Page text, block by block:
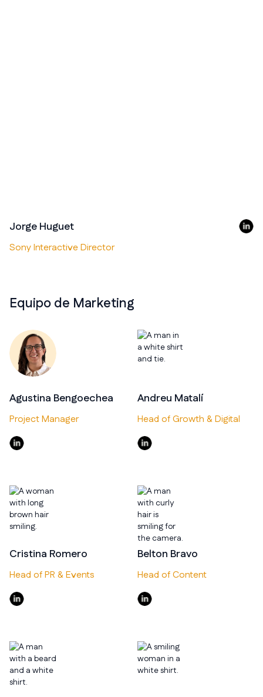
Jorge Huguet
Sony Interactive Director
Equipo de Marketing
Agustina Bengoechea
Project Manager
Andreu Matalí
Head of Growth & Digital
Cristina Romero
Head of PR & Events
Belton Bravo
Head of Content